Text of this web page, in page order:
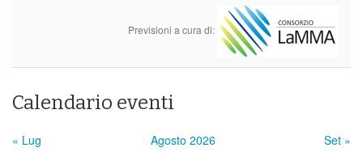
Previsioni a cura di:
Calendario eventi
« Lug Agosto 2026
Set »